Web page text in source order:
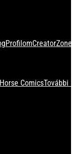
Profilom
ComicsTovábbi